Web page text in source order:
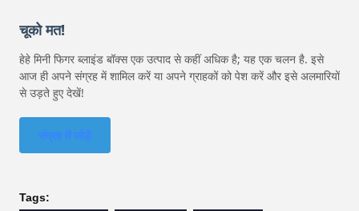
चूको मत!
हेहे मिनी फिगर ब्लाइंड बॉक्स एक उत्पाद से कहीं अधिक है; यह एक चलन है. इसे
आज ही अपने संग्रह में शामिल करें या अपने ग्राहकों को पेश करें और इसे अलमारियों
से उड़ते हुए देखें!
संग्रह में जोड़ें
Tags: